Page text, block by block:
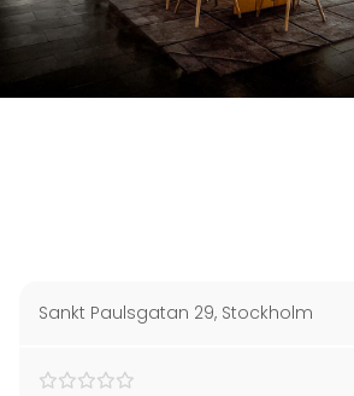
Sankt Paulsgatan 29, Stockholm